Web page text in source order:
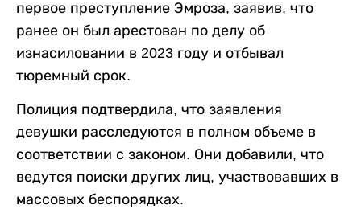
первое преступление Эмроза, заявив, что
ранее он был арестован по делу об
изнасиловании в 2023 году и отбывал
тюремный срок.
Полиция подтвердила, что заявления
девушки расследуются в полном объеме в
соответствии с законом. Они добавили, что
ведутся поиски других лиц, участвовавших в
массовых беспорядках.